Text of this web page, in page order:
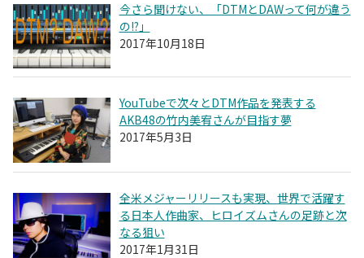
今さら聞けない、「DTMとDAWって何が違う
の!?」
2017年10月18日
YouTubeで次々とDTM作品を発表する
AKB48の竹内美宥さんが目指す夢
2017年5月3日
全米メジャーリリースも実現、世界で活躍す
る日本人作曲家、ヒロイズムさんの足跡と次
なる狙い
2017年1月31日